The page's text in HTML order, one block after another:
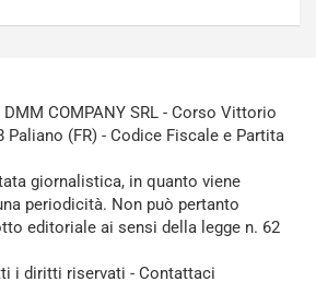
COMPANY SRL - Corso Vittorio
Paliano (FR) - Codice Fiscale e Partita
giornalistica, in quanto viene
periodicità. Non può pertanto
editoriale ai sensi della legge n. 62
i diritti riservati - Contattaci